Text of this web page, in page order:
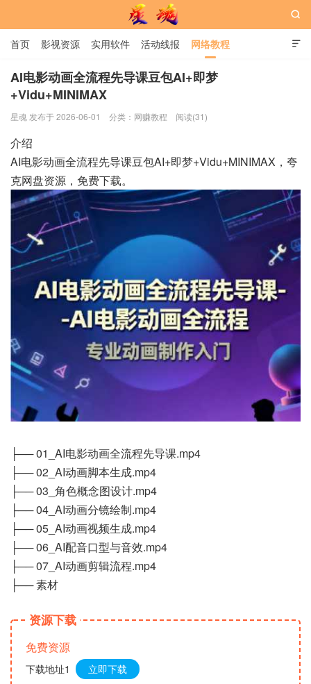
星魂网

首页 影视资源 实用软件 活动线报 网络教程
用户中心 书籍 娱乐

AI电影动画全流程先导课豆包AI+即梦
+Vidu+MINIMAX
星魂 发布于 2026-06-01 分类： 网赚教程 阅读(31)
介绍
AI电影动画全流程先导课豆包AI+即梦+Vidu+MINIMAX，夸
克网盘资源，免费下载。
├── 01_AI电影动画全流程先导课.mp4
├── 02_AI动画脚本生成.mp4
├── 03_角色概念图设计.mp4
├── 04_AI动画分镜绘制.mp4
├── 05_AI动画视频生成.mp4
├── 06_AI配音口型与音效.mp4
├── 07_AI动画剪辑流程.mp4
├── 素材
资源下载
免费资源
下载地址1 立即下载